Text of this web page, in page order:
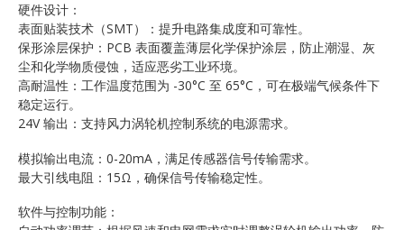
硬件设计：
表面贴装技术（SMT）：提升电路集成度和可靠性。
保形涂层保护：PCB 表面覆盖薄层化学保护涂层，防止潮湿、灰
尘和化学物质侵蚀，适应恶劣工业环境。
高耐温性：工作温度范围为 -30°C 至 65°C，可在极端气候条件下
稳定运行。
24V 输出：支持风力涡轮机控制系统的电源需求。
模拟输出电流：0-20mA，满足传感器信号传输需求。
最大引线电阻：15Ω，确保信号传输稳定性。
软件与控制功能：